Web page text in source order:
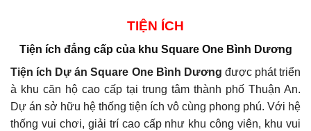
TIỆN ÍCH
Tiện ích đẳng cấp của khu Square One Bình Dương
Tiện ích Dự ánSquare One Bình Dương được phát triển
à khu căn hộ cao cấp tại trung tâm thành phố Thuận An.
Dự án sở hữu hệ thống tiện ích vô cùng phong phú. Với hệ
thống vui chơi, giải trí cao cấp như khu công viên, khu vui